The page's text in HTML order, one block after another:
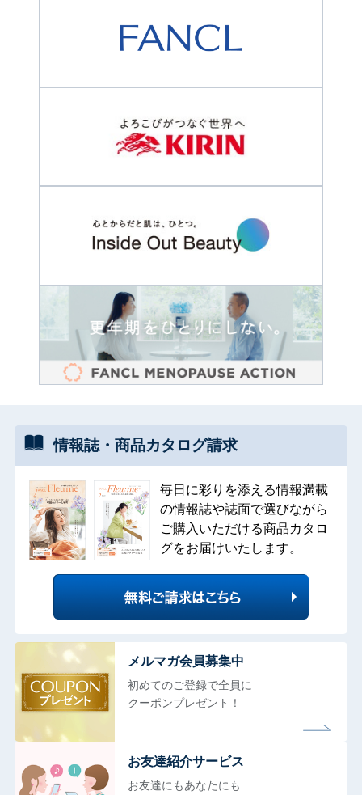
情報誌・ 商品カタログ請求
毎日に彩りを添える情報満載
の情報誌や誌面で選びながら
ご購入いただける商品カタロ
グをお届けいたします。
メルマガ会員募集中
初めてのご登録で全員に
クーポンプレゼント！
お友達紹介サービス
お友達にもあなたにも